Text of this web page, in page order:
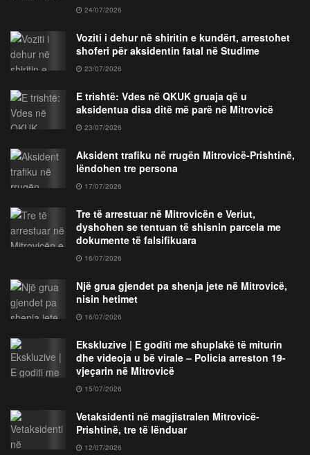
24/07/2026
Voziti i dehur në shiritin e kundërt, arrestohet
shoferi për aksidentin fatal në Studime
23/07/2026
E trishtë: Vdes në QKUK gruaja që u
aksidentua disa ditë më parë në Mitrovicë
23/07/2026
Aksident trafiku në rrugën Mitrovicë-Prishtinë,
lëndohen tre persona
17/07/2026
Tre të arrestuar në Mitrovicën e Veriut,
dyshohen se tentuan të shisnin parcela me
dokumente të falsifikuara
16/07/2026
Një grua gjendet pa shenja jete në Mitrovicë,
nisin hetimet
16/07/2026
Ekskluzive | E goditi me shuplakë të miturin
dhe videoja u bë virale – Policia arreston 19-
vjeçarin në Mitrovicë
15/07/2026
Vetaksidenti në magjistralen Mitrovicë-
Prishtinë, tre të lënduar
12/07/2026